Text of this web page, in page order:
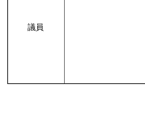
議員